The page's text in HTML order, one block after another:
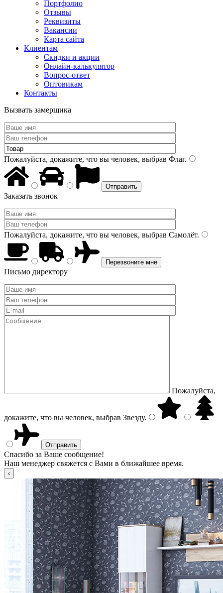
Портфолио
Отзывы
Реквизиты
Вакансии
Карта сайта
Клиентам
Скидки и акции
Онлайн-калькулятор
Вопрос-ответ
Оптовикам
Контакты
Вызвать замерщика
Пожалуйста, докажите, что вы человек, выбрав Флаг.
Заказать звонок
Пожалуйста, докажите, что вы человек, выбрав Самолёт.
Письмо директору
Пожалуйста,
докажите, что вы человек, выбрав Звезду.
Спасибо за Ваше сообщение!
Наш менеджер свяжется с Вами в ближайшее время.